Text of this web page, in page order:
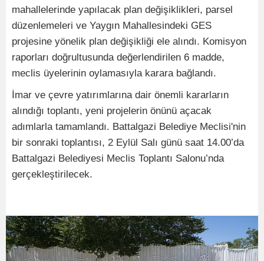
mahallelerinde yapılacak plan değişiklikleri, parsel
düzenlemeleri ve Yaygın Mahallesindeki GES
projesine yönelik plan değişikliği ele alındı. Komisyon
raporları doğrultusunda değerlendirilen 6 madde,
meclis üyelerinin oylamasıyla karara bağlandı.
İmar ve çevre yatırımlarına dair önemli kararların
alındığı toplantı, yeni projelerin önünü açacak
adımlarla tamamlandı. Battalgazi Belediye Meclisi'nin
bir sonraki toplantısı, 2 Eylül Salı günü saat 14.00’da
Battalgazi Belediyesi Meclis Toplantı Salonu’nda
gerçekleştirilecek.